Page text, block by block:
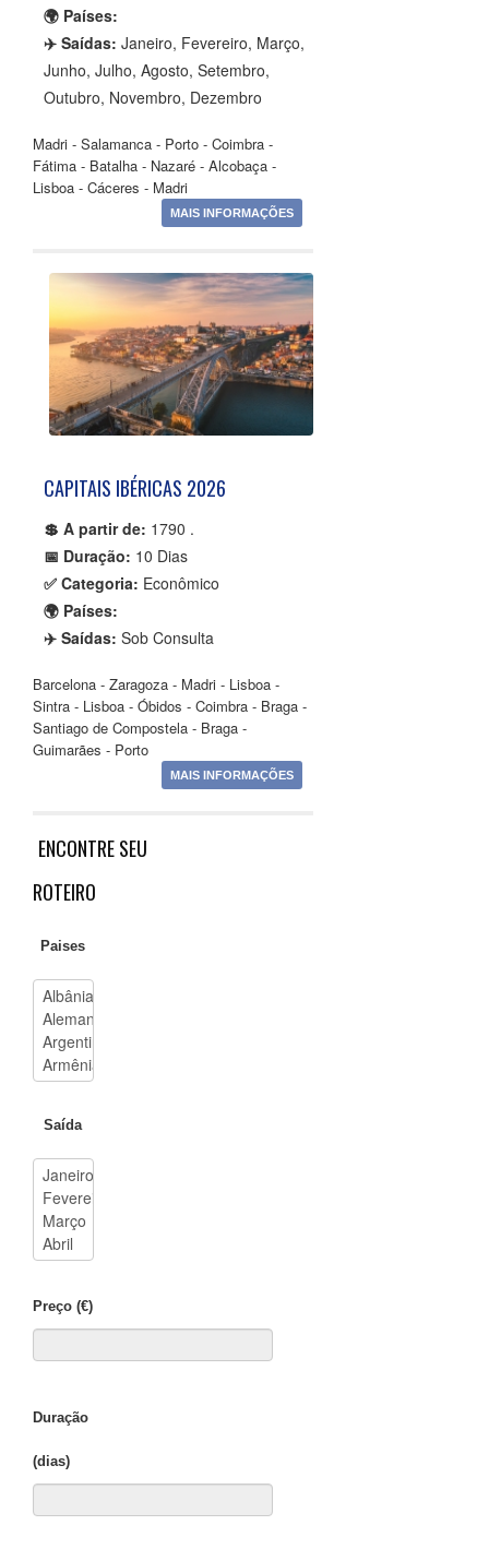
🌍 Países:
✈️ Saídas: Janeiro, Fevereiro, Março,
Junho, Julho, Agosto, Setembro,
Outubro, Novembro, Dezembro
Madri - Salamanca - Porto - Coimbra -
Fátima - Batalha - Nazaré - Alcobaça -
Lisboa - Cáceres - Madri
MAIS INFORMAÇÕES
CAPITAIS IBÉRICAS 2026
💲 A partir de: 1790 .
📅 Duração: 10 Dias
✅ Categoria: Econômico
🌍 Países:
✈️ Saídas: Sob Consulta
Barcelona - Zaragoza - Madri - Lisboa -
Sintra - Lisboa - Óbidos - Coimbra - Braga -
Santiago de Compostela - Braga -
Guimarães - Porto
MAIS INFORMAÇÕES
ENCONTRESEU
ROTEIRO
Paises
Saída
Preço (€)
Duração
(dias)